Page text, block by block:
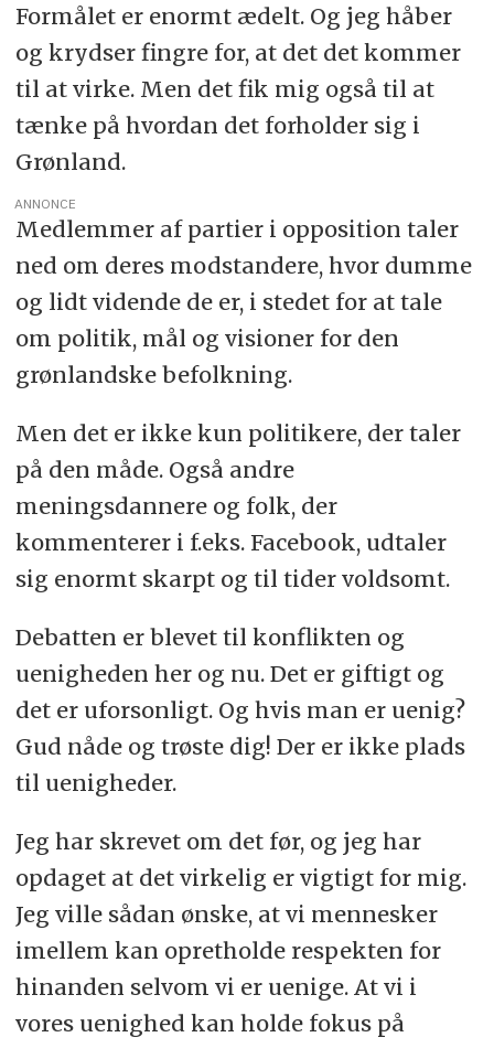
Formålet er enormt ædelt. Og jeg håber
og krydser fingre for, at det det kommer
til at virke. Men det fik mig også til at
tænke på hvordan det forholder sig i
Grønland.
ANNONCE
Medlemmer af partier i opposition taler
ned om deres modstandere, hvor dumme
og lidt vidende de er, i stedet for at tale
om politik, mål og visioner for den
grønlandske befolkning.
Men det er ikke kun politikere, der taler
på den måde. Også andre
meningsdannere og folk, der
kommenterer i f.eks. Facebook, udtaler
sig enormt skarpt og til tider voldsomt.
Debatten er blevet til konflikten og
uenigheden her og nu. Det er giftigt og
det er uforsonligt. Og hvis man er uenig?
Gud nåde og trøste dig! Der er ikke plads
til uenigheder.
Jeg har skrevet om det før, og jeg har
opdaget at det virkelig er vigtigt for mig.
Jeg ville sådan ønske, at vi mennesker
imellem kan opretholde respekten for
hinanden selvom vi er uenige. At vi i
vores uenighed kan holde fokus på